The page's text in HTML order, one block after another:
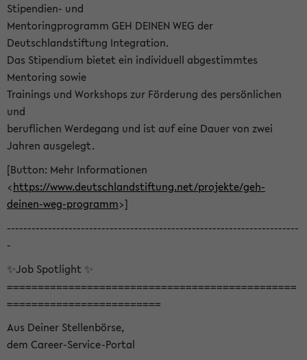
Stipendien- und
Mentoringprogramm GEH DEINEN WEG der
Deutschlandstiftung Integration.
Das Stipendium bietet ein individuell abgestimmtes
Mentoring sowie
Trainings und Workshops zur Förderung des persönlichen
und
beruflichen Werdegang und ist auf eine Dauer von zwei
Jahren ausgelegt.
[Button: Mehr Informationen
<https://www.deutschlandstiftung.net/projekte/geh-
deinen-weg-programm>]
-----------------------------------------------------------------------
-
✨Job Spotlight ✨
===============================================
=========================
Aus Deiner Stellenbörse,
dem Career-Service-Portal